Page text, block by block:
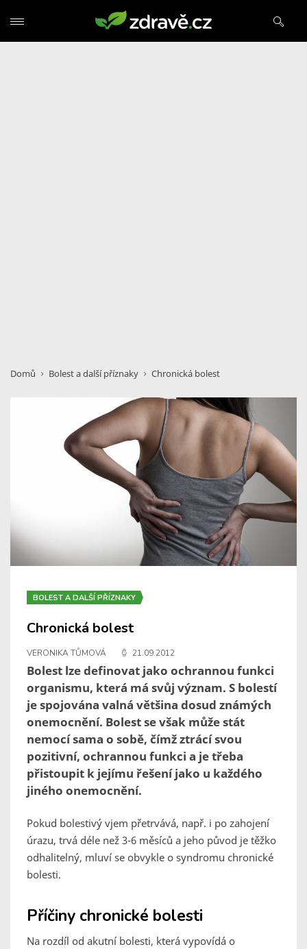
Domů Bolest a další příznaky Chronická bolest
BOLEST A DALŠÍ PŘÍZNAKY
Chronická bolest
VERONIKA TŮMOVÁ 21.09.2012
Bolest lze definovat jako ochrannou funkci
organismu, která má svůj význam. S bolestí
je spojována valná většina dosud známých
onemocnění. Bolest se však může stát
nemocí sama o sobě, čímž ztrácí svou
pozitivní, ochrannou funkci a je třeba
přistoupit k jejímu řešení jako u každého
jiného onemocnění.
Pokud bolestivý vjem přetrvává, např. i po zahojení
úrazu, trvá déle než 3-6 měsíců a jeho původ je těžko
odhalitelný, mluví se obvykle o syndromu chronické
bolesti.
Příčiny chronické bolesti
Na rozdíl od akutní bolesti, která vypovídá o